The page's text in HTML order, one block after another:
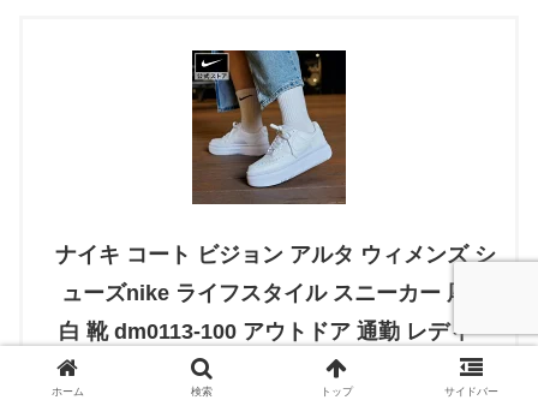
ナイキ コート ビジョン アルタ ウィメンズ シ
ューズnike ライフスタイル スニーカー 厚底
白 靴 dm0113-100 アウトドア 通勤 レディー
ス ギフト シンプル 親子コーデ
ホーム 検索 トップ サイドバー